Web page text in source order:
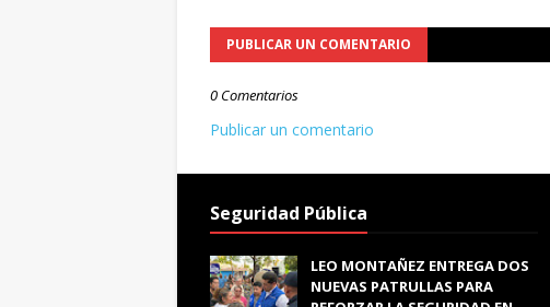
PUBLICAR UN COMENTARIO
0 Comentarios
Publicar un comentario
Seguridad Pública
LEO MONTAÑEZ ENTREGA DOS
NUEVAS PATRULLAS PARA